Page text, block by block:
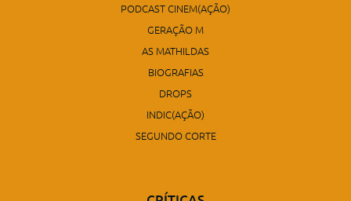
PODCAST CINEM(AÇÃO)
GERAÇÃO M
AS MATHILDAS
BIOGRAFIAS
DROPS
INDIC(AÇÃO)
SEGUNDO CORTE